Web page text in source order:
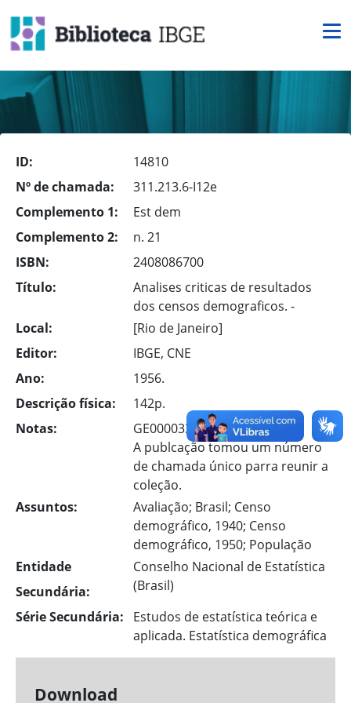
ID:
14810
Nº de chamada:
311.213.6-I12e
Complemento 1:
Est dem
Complemento 2:
n. 21
ISBN:
2408086700
Título:
Analises criticas de resultados
dos censos demograficos. -
Local:
[Rio de Janeiro]
Editor:
IBGE, CNE
Ano:
1956.
Descrição física:
142p.
Notas:
GE00003397-5
A publcação tomou um número
de chamada único parra reunir a
coleção.
Assuntos:
Avaliação; Brasil; Censo
demográfico, 1940; Censo
demográfico, 1950; População
Entidade
Secundária:
Conselho Nacional de Estatística
(Brasil)
Série Secundária:
Estudos de estatística teórica e
aplicada. Estatística demográfica
Download